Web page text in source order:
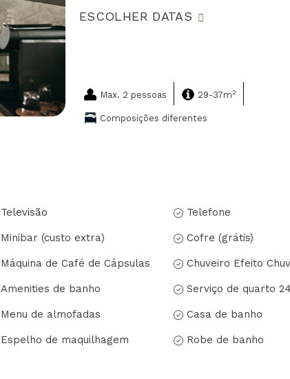
Max. 2 pessoas 29-37m2
Composições diferentes
ESCOLHER DATAS
Televisão Telefone
Minibar (custo extra) Cofre (grátis)
Máquina de Café de Cápsulas Chuveiro Efeito
Amenities de banho Serviço de quarto
Menu de almofadas Casa de banho
Espelho de maquilhagem Robe de banho